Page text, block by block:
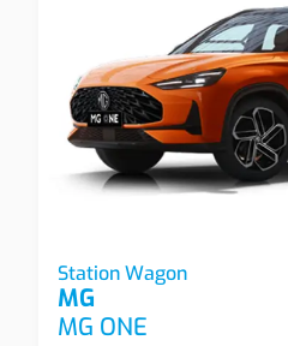
Mg Mg One Mg One 1.5t
Station Wagon
MG
MG ONE